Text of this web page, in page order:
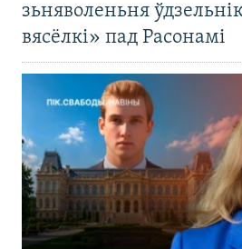
зьняволеньня
вясёлкі» пад Расонамі